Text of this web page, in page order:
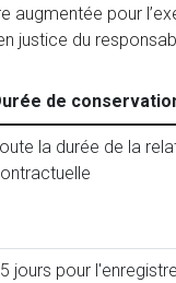
augmentée pour
justice du
de
la durée de la
jours pour